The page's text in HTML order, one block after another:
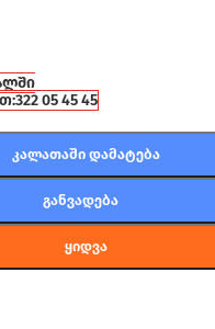
322 05 45 45
ᲙᲐᲚᲐᲗᲐᲨᲘ ᲓᲐᲛᲐᲢᲔᲑᲐ
ᲒᲐᲜᲕᲐᲓᲔᲑᲐ
ᲧᲘᲓᲕᲐ